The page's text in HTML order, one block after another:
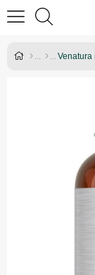
Venatura